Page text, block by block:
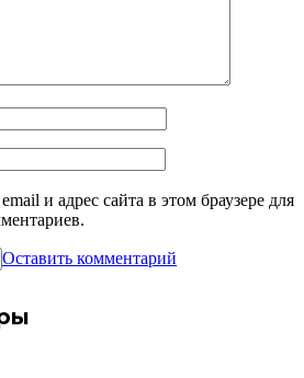
и адрес сайта в этом браузере для
Оставить комментарий